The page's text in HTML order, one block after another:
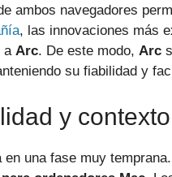
ambos navegadores
, las innovaciones más
a Arc. De este modo, Arc
su fiabilidad y
y
una fase muy